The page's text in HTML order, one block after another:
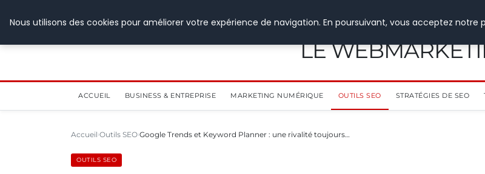
LE
ACCUEIL BUSINESS & ENTREPRISE MARKETING NUMÉRIQUE OUTILS SEO STRATÉGIES DE SEO
Accueil Outils SEO Google Trends et Keyword Planner : une rivalité toujours…
OUTILS SEO
Nous utilisons des cookies pour améliorer votre expérience de navigation. En poursuivant, vous acceptez